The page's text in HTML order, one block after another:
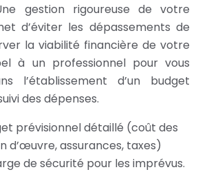
gestion rigoureuse de votre
d’éviter les dépassements de
la viabilité financière de votre
à un professionnel pour vous
l’établissement d’un budget
des dépenses.
prévisionnel détaillé (coût des
d’œuvre, assurances, taxes)
de sécurité pour les imprévus.